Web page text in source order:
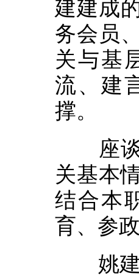
建建成
务会员
关与基
流、建
撑。
座谈
关基本
结合本
育、参
姚建